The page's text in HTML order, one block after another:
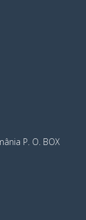
P. O. BOX